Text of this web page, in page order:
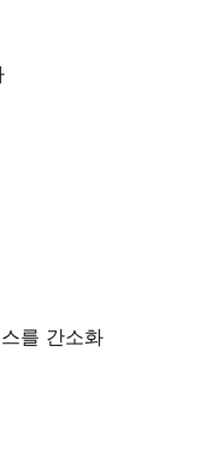
를 간소화